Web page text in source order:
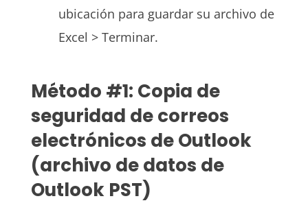
ubicación para guardar su archivo de
Excel > Terminar.
Método #1: Copia de
seguridad de correos
electrónicos de Outlook
(archivo de datos de
Outlook PST)